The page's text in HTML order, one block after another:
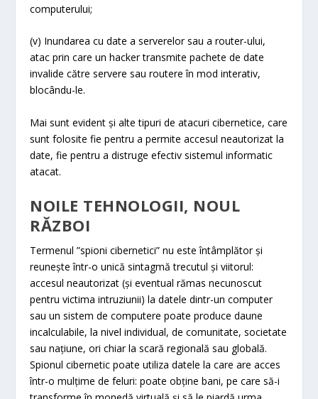
computerului;
(v) Inundarea cu date a serverelor sau a router-ului,
atac prin care un hacker transmite pachete de date
invalide către servere sau routere în mod interativ,
blocându-le.
Mai sunt evident și alte tipuri de atacuri cibernetice, care
sunt folosite fie pentru a permite accesul neautorizat la
date, fie pentru a distruge efectiv sistemul informatic
atacat.
NOILE TEHNOLOGII, NOUL
RĂZBOI
Termenul ”spioni cibernetici” nu este întâmplător și
reunește într-o unică sintagmă trecutul și viitorul:
accesul neautorizat (și eventual rămas necunoscut
pentru victima intruziunii) la datele dintr-un computer
sau un sistem de computere poate produce daune
incalculabile, la nivel individual, de comunitate, societate
sau națiune, ori chiar la scară regională sau globală.
Spionul cibernetic poate utiliza datele la care are acces
într-o mulțime de feluri: poate obține bani, pe care să-i